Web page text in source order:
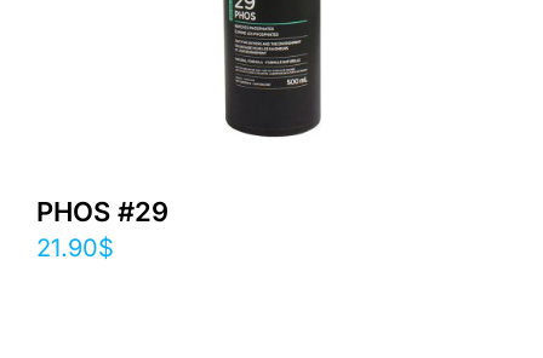
PHOS #29
21.90$